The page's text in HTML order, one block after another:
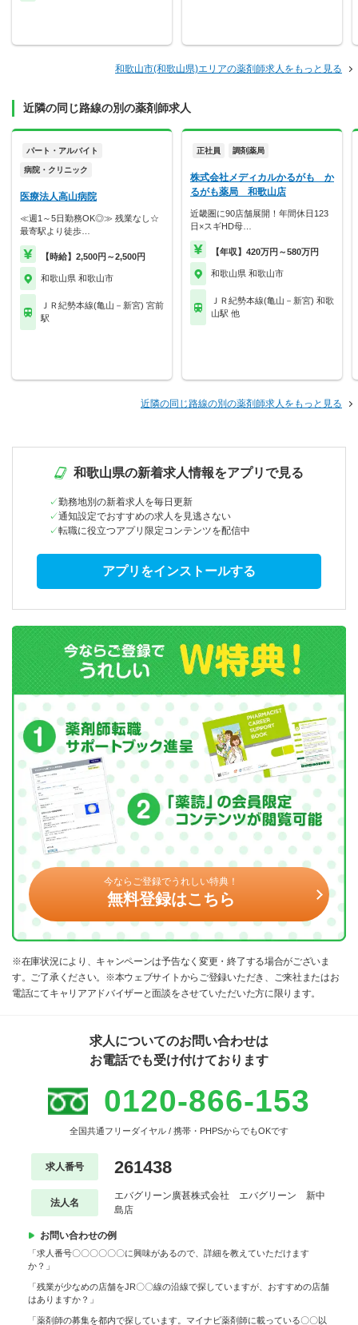
和歌山市(和歌山県)エリアの薬剤師求人をもっと見る
近隣の同じ路線の別の薬剤師求人
パート・アルバイト
病院・クリニック
医療法人高山病院
≪週1～5日勤務OK◎≫ 残業なし☆
最寄駅より徒歩…
【時給】2,500円～2,500円
和歌山県 和歌山市
ＪＲ紀勢本線(亀山－新宮) 宮前
駅
正社員 調剤薬局
株式会社メディカルかるがも か
るがも薬局 和歌山店
近畿圏に90店舗展開！年間休日123
日×スギHD母…
【年収】420万円～580万円
和歌山県 和歌山市
ＪＲ紀勢本線(亀山－新宮) 和歌
山駅 他
近隣の同じ路線の別の薬剤師求人をもっと見る
和歌山県の新着求人情報をアプリで見る
勤務地別の新着求人を毎日更新
通知設定でおすすめの求人を見逃さない
転職に役立つアプリ限定コンテンツを配信中
アプリをインストールする
今ならご登録でうれしい特典！
無料登録はこちら
※在庫状況により、キャンペーンは予告なく変更・終了する場合がございま
す。ご了承ください。※本ウェブサイトからご登録いただき、ご来社またはお
電話にてキャリアアドバイザーと面談をさせていただいた方に限ります。
求人についてのお問い合わせは
お電話でも受け付けております
0120-866-153
全国共通フリーダイヤル / 携帯・PHPSからでもOKです
求人番号 261438
法人名
エバグリーン廣甚株式会社 エバグリーン 新中
島店
お問い合わせの例
「求人番号〇〇〇〇〇〇に興味があるので、詳細を教えていただけます
か？」
「残業が少なめの店舗をJR〇〇線の沿線で探していますが、おすすめの店舗
はありますか？」
「薬剤師の募集を都内で探しています。マイナビ薬剤師に載っている〇〇以